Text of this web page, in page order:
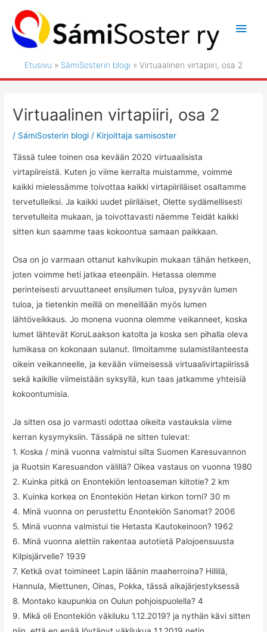
sisältöön
Etusivu SámiSosterin blogi Virtuaalinen virtapiiri, osa 2
Virtuaalinen virtapiiri, osa 2
/ SámiSosterin blogi / Kirjoittajasamisoster
Tässä tulee toinen osa kevään 2020 virtuaalisista
virtapiireistä. Kuten jo viime kerralta muistamme, voimme
kaikki mielessämme toivottaa kaikki virtapiiriläiset osaltamme
tervetulleiksi. Ja kaikki uudet piiriläiset, Olette sydämellisesti
tervetulleita mukaan, ja toivottavasti näemme Teidät kaikki
sitten kun saamme taas kokoontua samaan paikkaan.
Osa on jo varmaan ottanut kahvikupin mukaan tähän hetkeen,
joten voimme heti jatkaa eteenpäin. Hetassa olemme
perinteisesti arvuuttaneet ensilumen tuloa, pysyvän lumen
tuloa, ja tietenkin meillä on meneillään myös lumen
lähtöveikkaus. Jo monena vuonna olemme veikanneet, koska
lumet lähtevät KoruLaakson katolta ja koska sen pihalla oleva
lumikasa on kokonaan sulanut. Ilmoitamme sulamistilanteesta
oikein veikanneelle, ja kevään viimeisessä virtuaalivirtapiirissä
sekä kaikille viimeistään syksyllä, kun taas jatkamme yhteisiä
kokoontumisia.
Ja sitten osa jo varmasti odottaa oikeita vastauksia viime
kerran kysymyksiin. Tässäpä ne sitten tulevat:
1. Koska / minä vuonna valmistui silta Suomen Karesuvannon
ja Ruotsin Karesuandon välillä? Oikea vastaus on vuonna 1980
2. Kuinka pitkä on Enontekiön lentoaseman kiitotie? 2 km
3. Kuinka korkea on Enontekiön Hetan kirkon torni? 30 m
4. Minä vuonna on perustettu Enontekiön Sanomat? 2006
5. Minä vuonna valmistui tie Hetasta Kautokeinoon? 1962
6. Minä vuonna alettiin rakentaa autotietä Palojoensuusta
Kilpisjärvelle? 1939
7. Ketkä ovat toimineet Lapin läänin maaherroina? Hillilä,
Hannula, Miettunen, Oinas, Pokka, tässä aikajärjestyksessä
8. Montako kaupunkia on Oulun pohjoispuolella? 4
9. Mikä oli Enontekiön väkiluku 1.12.2019? ja nythän kävi sitten